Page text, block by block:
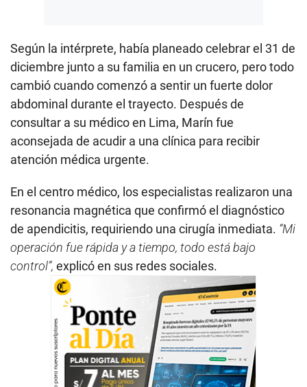
Según la intérprete, había planeado celebrar el 31 de
diciembre junto a su familia en un crucero, pero todo
cambió cuando comenzó a sentir un fuerte dolor
abdominal durante el trayecto. Después de
consultar a su médico en Lima, Marín fue
aconsejada de acudir a una clínica para recibir
atención médica urgente.
En el centro médico, los especialistas realizaron una
resonancia magnética que confirmó el diagnóstico
de apendicitis, requiriendo una cirugía inmediata. “Mi
operación fue rápida y a tiempo, todo está bajo
control”, explicó en sus redes sociales.